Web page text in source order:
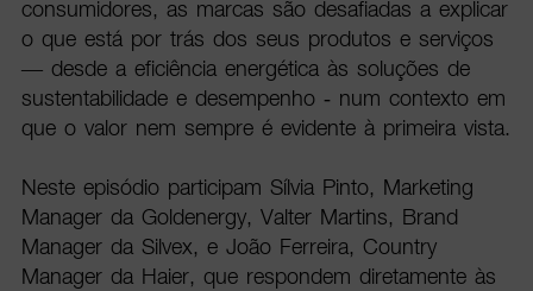
consumidores, as marcas são desafiadas a explicar
o que está por trás dos seus produtos e serviços
— desde a eficiência energética às soluções de
sustentabilidade e desempenho - num contexto em
que o valor nem sempre é evidente à primeira vista.
Neste episódio participam Sílvia Pinto, Marketing
Manager da Goldenergy, Valter Martins, Brand
Manager da Silvex, e João Ferreira, Country
Manager da Haier, que respondem diretamente às